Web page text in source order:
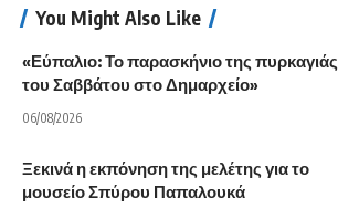
You Might Also Like
«Εύπαλιο: Το παρασκήνιο της πυρκαγιάς
του Σαββάτου στο Δημαρχείο»
06/08/2026
Ξεκινά η εκπόνηση της μελέτης για το
μουσείο Σπύρου Παπαλουκά